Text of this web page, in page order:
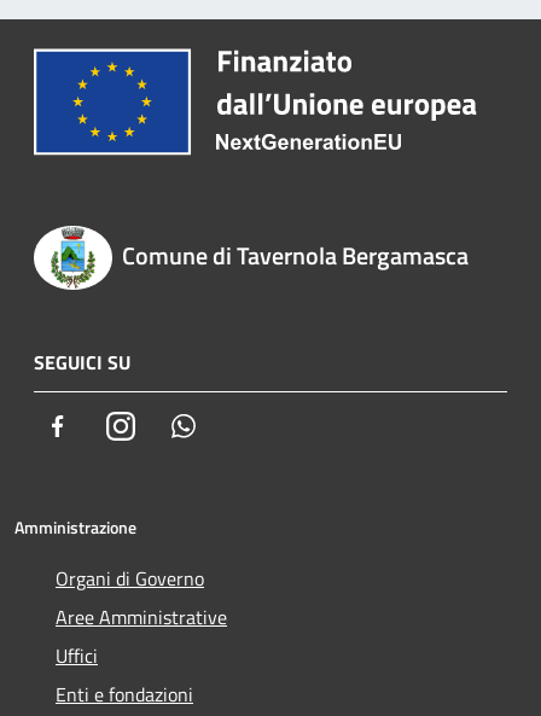
Comune di Tavernola Bergamasca
SEGUICI SU
FacebookInstagram
Amministrazione
Organi di Governo
Aree Amministrative
Uffici
Enti e fondazioni